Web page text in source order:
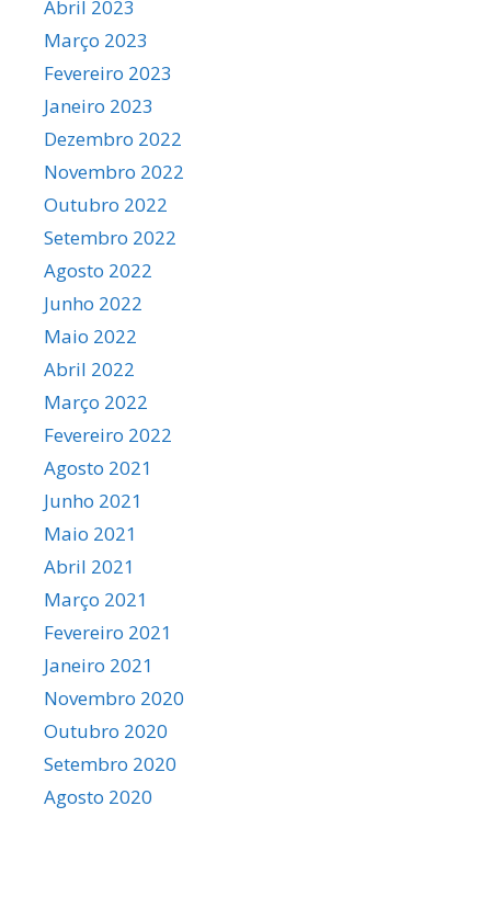
Abril 2023
Março 2023
Fevereiro 2023
Janeiro 2023
Dezembro 2022
Novembro 2022
Outubro 2022
Setembro 2022
Agosto 2022
Junho 2022
Maio 2022
Abril 2022
Março 2022
Fevereiro 2022
Agosto 2021
Junho 2021
Maio 2021
Abril 2021
Março 2021
Fevereiro 2021
Janeiro 2021
Novembro 2020
Outubro 2020
Setembro 2020
Agosto 2020